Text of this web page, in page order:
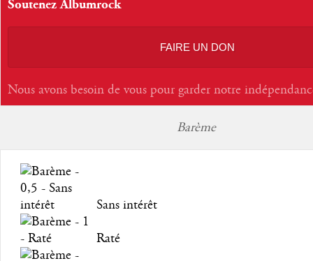
Soutenez Albumrock
FAIRE UN DON
Nous avons besoin de vous pour garder notre
Barème
Sans intérêt
Raté